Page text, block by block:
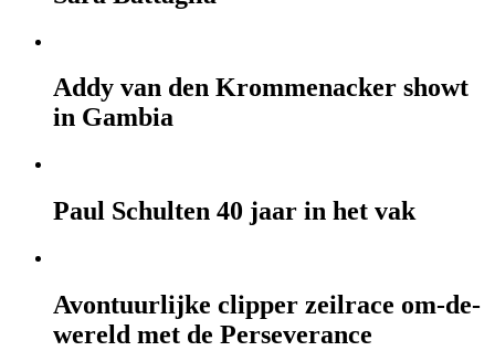
Addy van den Krommenacker showt
in Gambia
Paul Schulten 40 jaar in het vak
Avontuurlijke clipper zeilrace om-de-
wereld met de Perseverance